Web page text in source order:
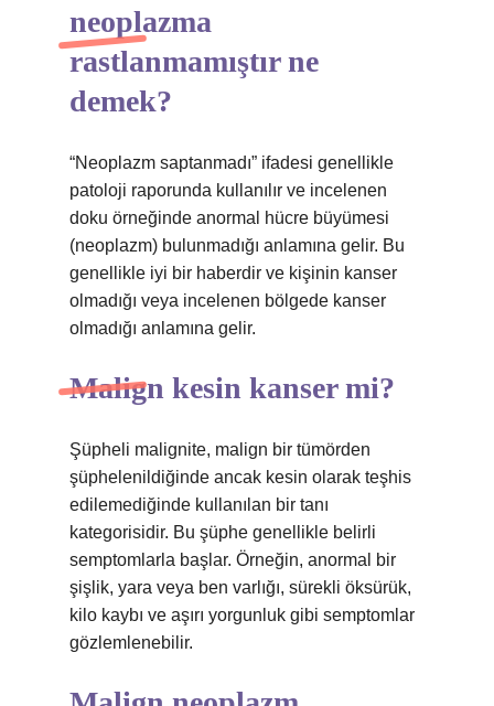
neoplazma
rastlanmamıştır ne
demek?
“Neoplazm saptanmadı” ifadesi genellikle
patoloji raporunda kullanılır ve incelenen
doku örneğinde anormal hücre büyümesi
(neoplazm) bulunmadığı anlamına gelir. Bu
genellikle iyi bir haberdir ve kişinin kanser
olmadığı veya incelenen bölgede kanser
olmadığı anlamına gelir.
Malign kesin kanser mi?
Şüpheli malignite, malign bir tümörden
şüphelenildiğinde ancak kesin olarak teşhis
edilemediğinde kullanılan bir tanı
kategorisidir. Bu şüphe genellikle belirli
semptomlarla başlar. Örneğin, anormal bir
şişlik, yara veya ben varlığı, sürekli öksürük,
kilo kaybı ve aşırı yorgunluk gibi semptomlar
gözlemlenebilir.